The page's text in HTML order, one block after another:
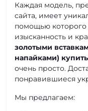
Каждая модель,
сайта, имеет
помощью
изысканность и
золотыми
напайками) купить
очень просто.
понравившиеся
Мы предлагаем: